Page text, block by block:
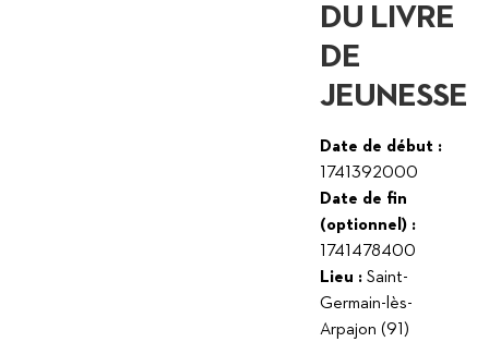
DU LIVRE
DE
JEUNESSE
Date de début :
1741392000
Date de fin
(optionnel) :
1741478400
Lieu :Saint-
Germain-lès-
Arpajon (91)